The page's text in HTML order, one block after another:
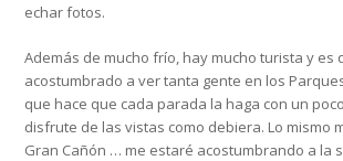
echar fotos.
Además de mucho frío, hay mucho turista y es
acostumbrado a ver tanta gente en los
que hace que cada parada la haga con un
disfrute de las vistas como debiera. Lo mismo
Gran Cañón … me estaré acostumbrando a la